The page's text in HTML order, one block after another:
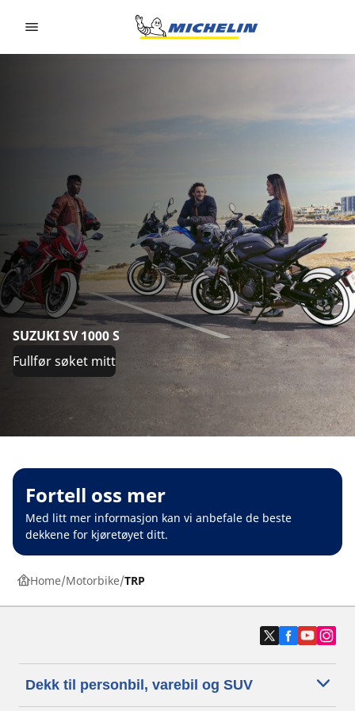
SUZUKI SV 1000 S
Fullfør søket mitt
Fortell oss mer
Med litt mer informasjon kan vi anbefale de beste
dekkene for kjøretøyet ditt.
Home Motorbike TRP
Dekk til personbil, varebil og SUV